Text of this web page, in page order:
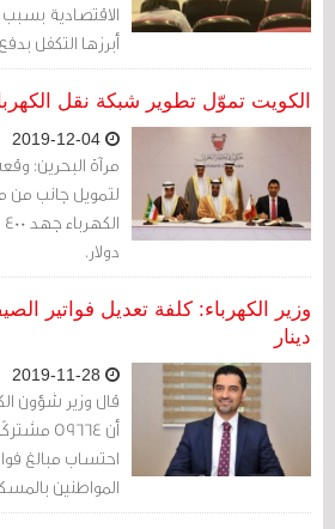
الاقتصادية
أبرزها التكفل
التعطل، والتكفل
المؤسسات
لثلاثة أشهر
الأخرى
الكويت تموّل تطوير شبكة نقل الكهرباء بـ 100 مليون
مرآة البحرين:
لتمويل جانب
دولار.
دينار
قال وزير شؤون
أن 59664
احتساب مبالغ
المواطنين
وأغسطس، وكان